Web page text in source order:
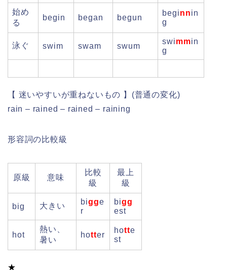
始め
る
begin began begun
beginnin
g
泳ぐ swim swam swum
swimmin
g
【 迷いやすいが重ねないもの 】(普通の変化)
rain – rained – rained – raining
形容詞の比較級
原級 意味
比較
級
最上
級
big 大きい bigge
r
bigg
est
hot
熱い、
暑い
hotter
hotte
st
★